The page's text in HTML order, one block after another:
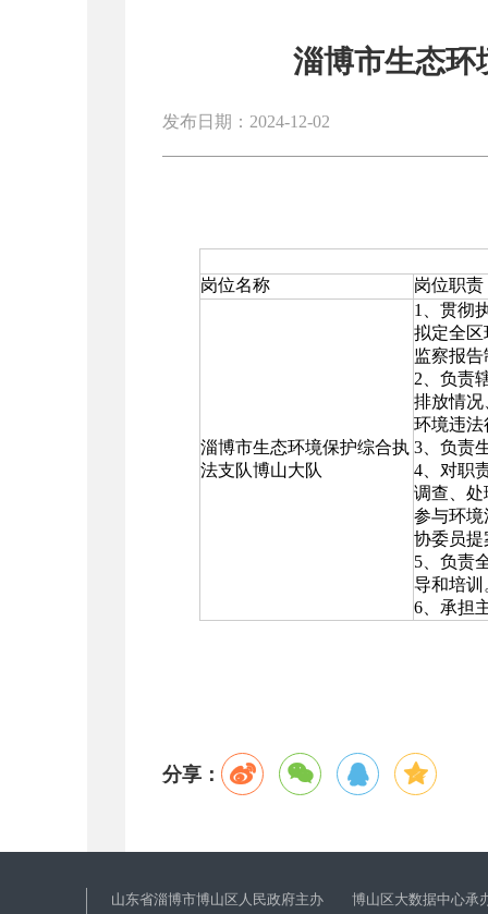
淄博市生态环
发布日期：2024-12-02
岗位名称 岗位职责
淄博市生态环境保护综合执
法支队博山大队
1、贯彻
拟定全区
监察报
2、负责
排放情况
环境违法
3、负责
4、对职
调查、处
参与环境
协委员提
5、负责
导和培训
6、承担
分享：
山东省淄博市博山区人民政府主办 博山区大数据中心承